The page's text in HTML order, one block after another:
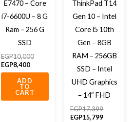
E7470 – Core
i7-6600U – 8 G
Ram – 256 G
SSD
EGP10,000
EGP8,400
ADD
TO
CART
ThinkPad T14
Gen 10 – Intel
Core i5 10th
Gen – 8GB
RAM – 256GB
SSD – Intel
UHD Graphics
– 14″ FHD
EGP17,399
EGP15,799